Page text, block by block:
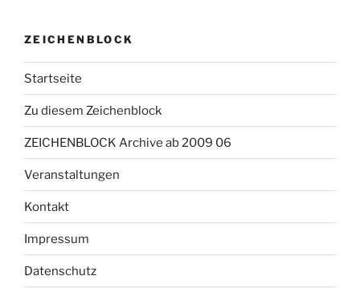
ZEICHENBLOCK
Startseite
Zu diesem Zeichenblock
ZEICHENBLOCK Archive ab 2009 06
Veranstaltungen
Kontakt
Impressum
Datenschutz